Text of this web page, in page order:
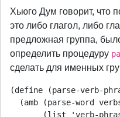
Хьюго Дум говорит, что
это либо глагол, либо
предложная группа,
определить процедуру
сделать для именных
(define (parse-verb-
(amb (parse-word
(list 'verb-